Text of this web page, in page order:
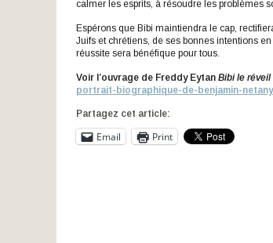
calmer les esprits, à résoudre les problèmes
Espérons que Bibi maintiendra le cap,
Juifs et chrétiens, de ses bonnes intentions
réussite sera bénéfique pour tous.
Voir l’ouvrage de Freddy Eytan Bibi le
portrait-biographique-de-benjamin-
Partagez cet article:
Email Print